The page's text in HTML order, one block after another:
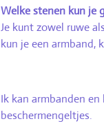
Welke stenen kun je
Je kunt zowel ruwe
kun je een armband,
Ik kan armbanden
beschermengeltjes.